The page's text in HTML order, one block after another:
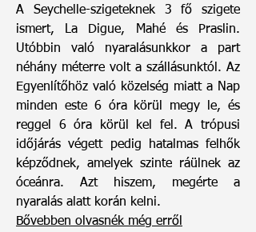
A Seychelle-szigeteknek 3 fő szigete
ismert, La Digue, Mahé és Praslin.
Utóbbin való nyaralásunkkor a part
néhány méterre volt a szállásunktól. Az
Egyenlítőhöz való közelség miatt a Nap
minden este 6 óra körül megy le, és
reggel 6 óra körül kel fel. A trópusi
időjárás végett pedig hatalmas felhők
képződnek, amelyek szinte ráülnek az
óceánra. Azt hiszem, megérte a
nyaralás alatt korán kelni.
Bővebben olvasnék még erről